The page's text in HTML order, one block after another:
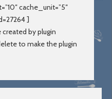
cache_unit=”5″
]
by plugin
to make the plugin